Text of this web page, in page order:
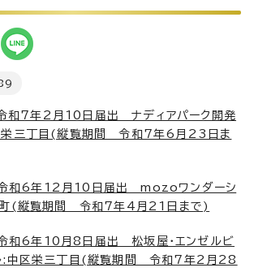
7年2月10日届出 ナディアパーク開発
栄三丁目(縦覧期間 令和7年6月23日ま
6年12月10日届出 mozoワンダーシ
町(縦覧期間 令和7年4月21日まで)
6年10月8日届出 松坂屋・エンゼルビ
:中区栄三丁目(縦覧期間 令和7年2月28